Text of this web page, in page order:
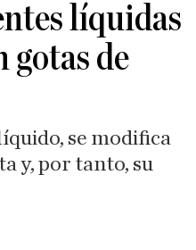
líquidas
gotas de
se modifica
y, por tanto, su